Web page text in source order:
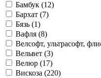
Бамбук (12)
Бархат (7)
Бязь (1)
Вафля (8)
Велсофт, ультрасофт,
Вельвет (3)
Велюр (17)
Вискоза (220)